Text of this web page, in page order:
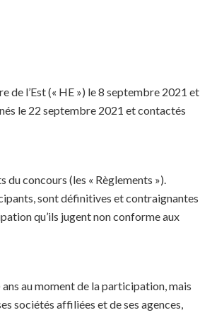
de l’Est (« HE ») le 8 septembre 2021 et
le 22 septembre 2021 et contactés
concours (les « Règlements »).
sont définitives et contraignantes
qu’ils jugent non conforme aux
au moment de la participation, mais
sociétés affiliées et de ses agences,